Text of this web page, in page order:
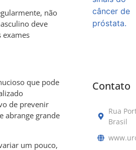
não
deve
exames
que pode
de prevenir
abrange grande
um pouco,
Contato
Rua
Brasil